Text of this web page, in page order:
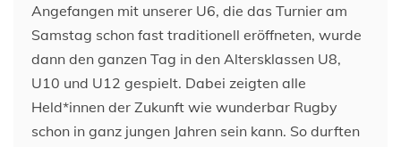
Angefangen mit unserer U6, die das Turnier am
Samstag schon fast traditionell eröffneten, wurde
dann den ganzen Tag in den Altersklassen U8,
U10 und U12 gespielt. Dabei zeigten alle
Held*innen der Zukunft wie wunderbar Rugby
schon in ganz jungen Jahren sein kann. So durften